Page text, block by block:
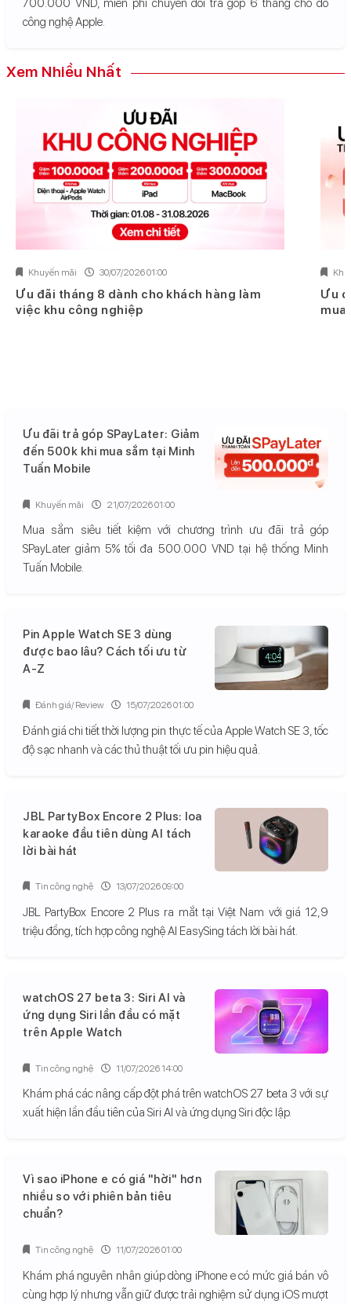
700.000 VND, miễn phí chuyển đổi trả góp 6 tháng cho đồ
công nghệ Apple.
Xem Nhiều Nhất
Khuyến mãi 30/07/2026 01:00
Ưu đãi tháng 8 dành cho khách hàng làm
việc khu công nghiệp
Ưu
mua
Ưu đãi trả góp SPayLater: Giảm
đến 500k khi mua sắm tại Minh
Tuấn Mobile
Mua sắm siêu tiết kiệm với chương trình ưu đãi trả góp
SPayLater giảm 5% tối đa 500.000 VND tại hệ thống Minh
Tuấn Mobile.
Khuyến mãi 21/07/2026 01:00
Pin Apple Watch SE 3 dùng
được bao lâu? Cách tối ưu từ
A-Z
Đánh giá chi tiết thời lượng pin thực tế của Apple Watch SE 3, tốc
độ sạc nhanh và các thủ thuật tối ưu pin hiệu quả.
Đánh giá/ Review 15/07/2026 01:00
JBL PartyBox Encore 2 Plus: loa
karaoke đầu tiên dùng AI tách
lời bài hát
JBL PartyBox Encore 2 Plus ra mắt tại Việt Nam với giá 12,9
triệu đồng, tích hợp công nghệ AI EasySing tách lời bài hát.
Tin công nghệ 13/07/2026 09:00
watchOS 27 beta 3: Siri AI và
ứng dụng Siri lần đầu có mặt
trên Apple Watch
Khám phá các nâng cấp đột phá trên watchOS 27 beta 3 với sự
xuất hiện lần đầu tiên của Siri AI và ứng dụng Siri độc lập.
Tin công nghệ 11/07/2026 14:00
Vì sao iPhone e có giá "hời" hơn
nhiều so với phiên bản tiêu
chuẩn?
Khám phá nguyên nhân giúp dòng iPhone e có mức giá bán vô
cùng hợp lý nhưng vẫn giữ được trải nghiệm sử dụng iOS mượt
Tin công nghệ 11/07/2026 01:00